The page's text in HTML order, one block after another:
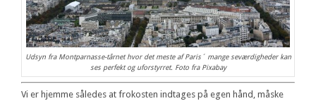
Udsyn fra Montparnasse-tårnet hvor det meste af Paris´ mange seværdigheder kan
ses perfekt og uforstyrret. Foto fra Pixabay
Vi er hjemme således at frokosten indtages på egen hånd, måske